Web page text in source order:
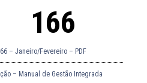
166
– Janeiro/Fevereiro – PDF
– Manual de Gestão Integrada